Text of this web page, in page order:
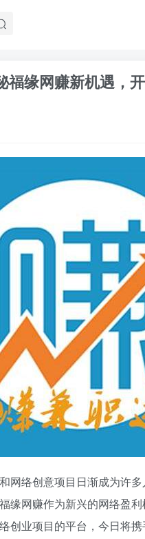
福缘网赚新机遇，
网络创意项目日渐成为许
缘网赚作为新兴的网络盈
创业项目的平台，今日将